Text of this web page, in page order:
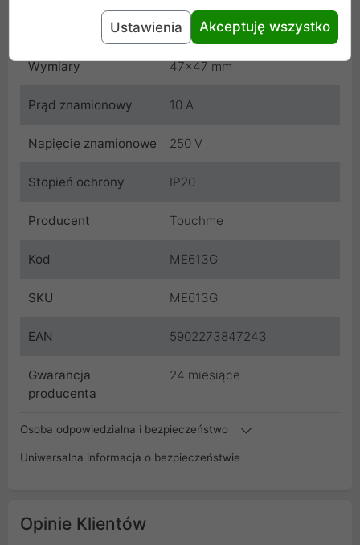
100 g
Wymiary 47x47 mm
Prąd znamionowy 10 A
Napięcie znamionowe 250 V
Stopień ochrony IP20
Producent Touchme
Kod ME613G
SKU ME613G
EAN 5902273847243
Gwarancja
producenta
24 miesiące
Osoba odpowiedzialna i bezpieczeństwo
Uniwersalna informacja o bezpieczeństwie
Opinie Klientów
Ustawienia Akceptuję wszystko